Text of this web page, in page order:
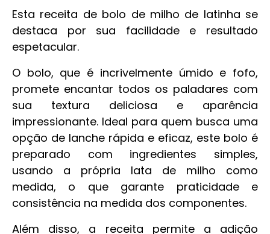
Esta receita de bolo de milho de latinha se
destaca por sua facilidade e resultado
espetacular.
O bolo, que é incrivelmente úmido e fofo,
promete encantar todos os paladares com
sua textura deliciosa e aparência
impressionante. Ideal para quem busca uma
opção de lanche rápida e eficaz, este bolo é
preparado com ingredientes simples,
usando a própria lata de milho como
medida, o que garante praticidade e
consistência na medida dos componentes.
Além disso, a receita permite a adição